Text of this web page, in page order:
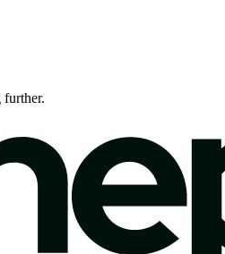
further.